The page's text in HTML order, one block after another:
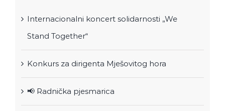
Internacionalni koncert solidarnosti „We
Stand Together“
Konkurs za dirigenta Mješovitog hora
📢 Radnička pjesmarica